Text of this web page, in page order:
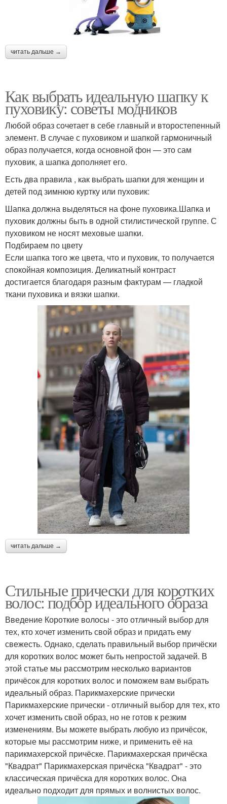
читать дальше →
Как выбрать идеальную шапку к
пуховику: советы модников
Любой образ сочетает в себе главный и второстепенный
элемент. В случае с пуховиком и шапкой гармоничный
образ получается, когда основной фон — это сам
пуховик, а шапка дополняет его.
Есть два правила , как выбрать шапки для женщин и
детей под зимнюю куртку или пуховик:
Шапка должна выделяться на фоне пуховика.Шапка и
пуховик должны быть в одной стилистической группе. С
пуховиком не носят меховые шапки.
Подбираем по цвету
Если шапка того же цвета, что и пуховик, то получается
спокойная композиция. Деликатный контраст
достигается благодаря разным фактурам — гладкой
ткани пуховика и вязки шапки.
читать дальше →
Стильные прически для коротких
волос: подбор идеального образа
Введение Короткие волосы - это отличный выбор для
тех, кто хочет изменить свой образ и придать ему
свежесть. Однако, сделать правильный выбор причёски
для коротких волос может быть непростой задачей. В
этой статье мы рассмотрим несколько вариантов
причёсок для коротких волос и поможем вам выбрать
идеальный образ. Парикмахерские прически
Парикмахерские прически - отличный выбор для тех, кто
хочет изменить свой образ, но не готов к резким
изменениям. Вы можете выбрать любую из причёсок,
которые мы рассмотрим ниже, и применить её на
парикмахерской причёске. Парикмахерская причёска
"Квадрат" Парикмахерская причёска "Квадрат" - это
классическая причёска для коротких волос. Она
идеально подходит для прямых и волнистых волос.